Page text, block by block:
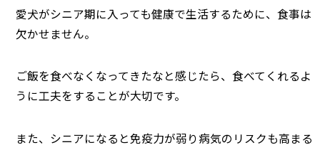
愛犬がシニア期に入っても健康で生活するために、食事は
欠かせません。
ご飯を食べなくなってきたなと感じたら、食べてくれるよ
うに工夫をすることが大切です。
また、シニアになると免疫力が弱り病気のリスクも高まる